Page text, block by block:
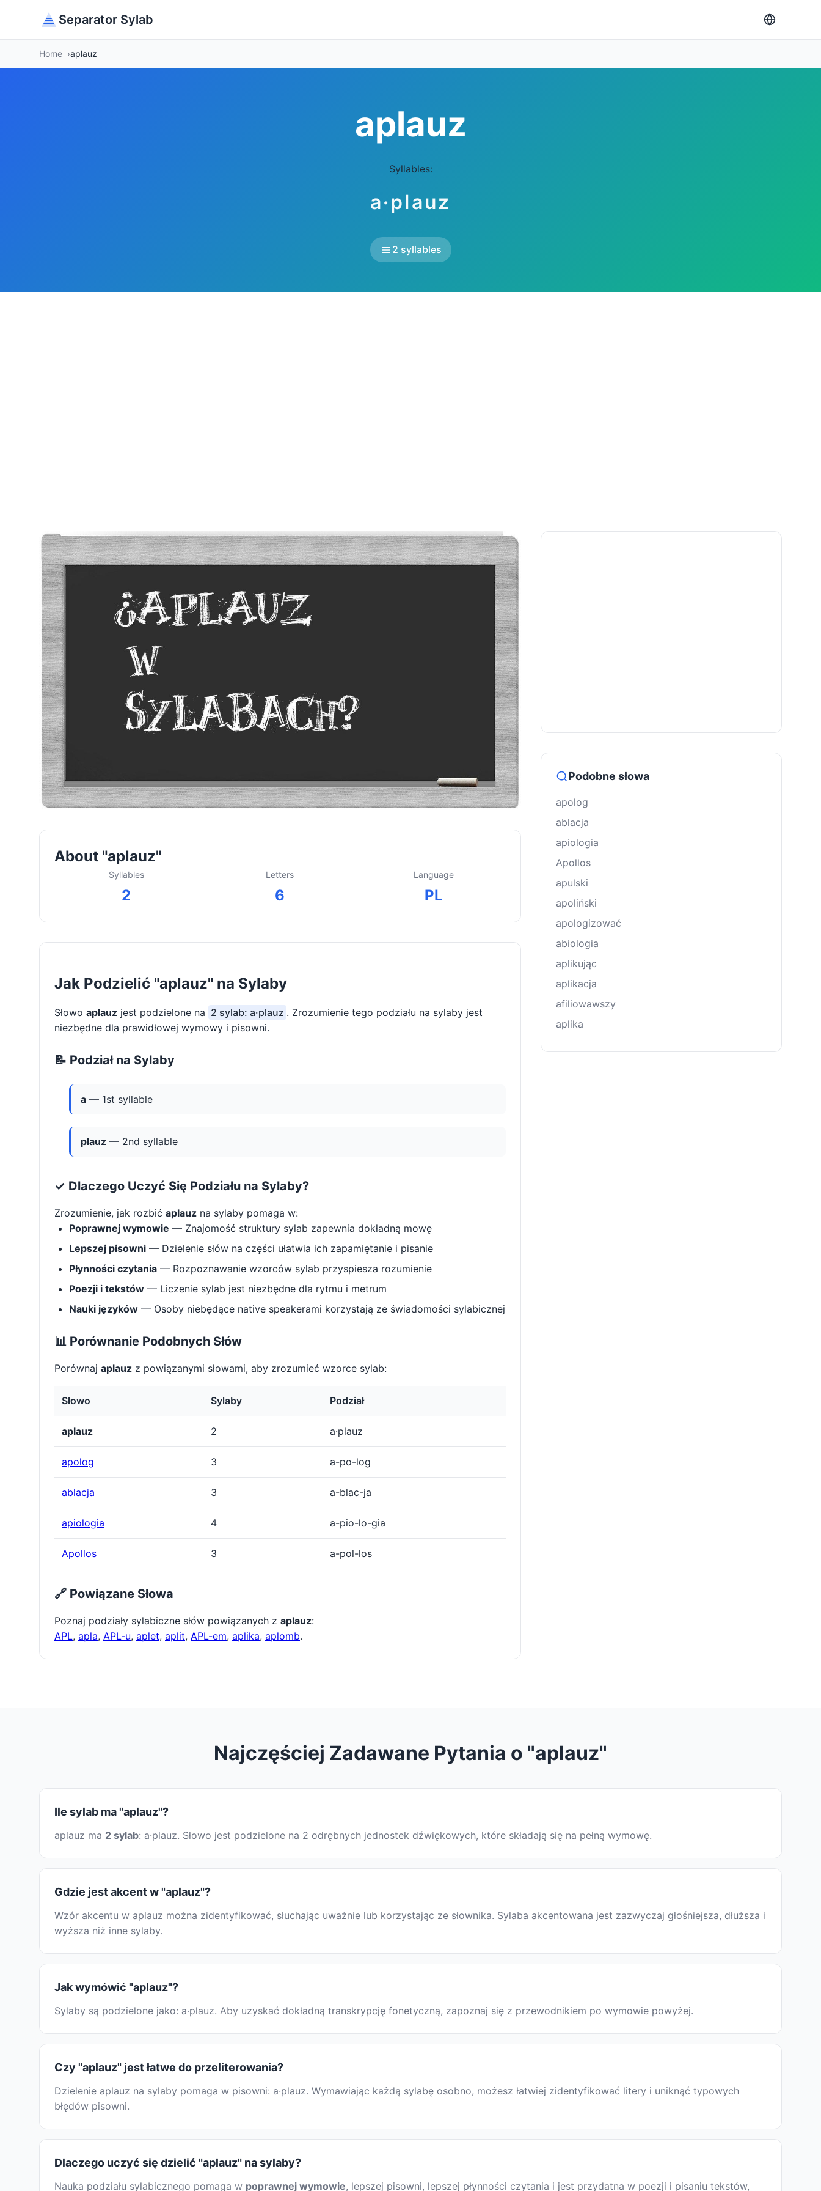
Separator Sylab
Home aplauz
aplauz
Syllables:
a·plauz
2 syllables
About "aplauz"
Syllables
2
Letters
6
Language
PL
Jak Podzielić "aplauz" na Sylaby
Słowo aplauz jest podzielone na 2 sylab: a·plauz . Zrozumienie tego podziału na sylaby jest
niezbędne dla prawidłowej wymowy i pisowni.
📝 Podział na Sylaby
a — 1st syllable
plauz — 2nd syllable
✓ Dlaczego Uczyć Się Podziału na Sylaby?
Zrozumienie, jak rozbić aplauz na sylaby pomaga w:
Poprawnej wymowie — Znajomość struktury sylab zapewnia dokładną mowę
Lepszej pisowni — Dzielenie słów na części ułatwia ich zapamiętanie i pisanie
Płynności czytania — Rozpoznawanie wzorców sylab przyspiesza rozumienie
Poezji i tekstów — Liczenie sylab jest niezbędne dla rytmu i metrum
Nauki języków — Osoby niebędące native speakerami korzystają ze świadomości sylabicznej
📊 Porównanie Podobnych Słów
Porównaj aplauz z powiązanymi słowami, aby zrozumieć wzorce sylab:
Słowo Sylaby Podział
aplauz 2 a·plauz
apolog 3 a-po-log
ablacja 3 a-blac-ja
apiologia 4 a-pio-lo-gia
Apollos 3 a-pol-los
🔗 Powiązane Słowa
Poznaj podziały sylabiczne słów powiązanych z aplauz:
APL, apla, APL-u, aplet, aplit, APL-em, aplika, aplomb.
Podobne słowa
apolog
ablacja
apiologia
Apollos
apulski
apoliński
apologizować
abiologia
aplikując
aplikacja
afiliowawszy
aplika
Najczęściej Zadawane Pytania o "aplauz"
Ile sylab ma "aplauz"?
aplauz ma 2 sylab: a·plauz. Słowo jest podzielone na 2 odrębnych jednostek dźwiękowych, które składają się na pełną wymowę.
Gdzie jest akcent w "aplauz"?
Wzór akcentu w aplauz można zidentyfikować, słuchając uważnie lub korzystając ze słownika. Sylaba akcentowana jest zazwyczaj głośniejsza, dłuższa i
wyższa niż inne sylaby.
Jak wymówić "aplauz"?
Sylaby są podzielone jako: a·plauz. Aby uzyskać dokładną transkrypcję fonetyczną, zapoznaj się z przewodnikiem po wymowie powyżej.
Czy "aplauz" jest łatwe do przeliterowania?
Dzielenie aplauz na sylaby pomaga w pisowni: a·plauz. Wymawiając każdą sylabę osobno, możesz łatwiej zidentyfikować litery i uniknąć typowych
błędów pisowni.
Dlaczego uczyć się dzielić "aplauz" na sylaby?
Nauka podziału sylabicznego pomaga w poprawnej wymowie, lepszej pisowni, lepszej płynności czytania i jest przydatna w poezji i pisaniu tekstów,